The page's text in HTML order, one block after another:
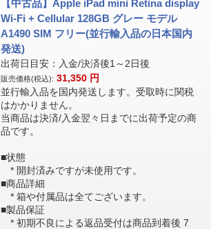
【中古品】Apple iPad mini Retina display
Wi-Fi + Cellular 128GB グレー モデル
A1490 SIM フリー(並行輸入品の日本国内
発送)
出荷日目安：入金/決済後1～2日後
販売価格(税込): 31,350 円
並行輸入品を国内発送します。受取時に関税
はかかりません。
当商品は決済/入金翌々日までに出荷予定の商
品です。
■状態
* 開封済みですが未使用です。
■商品詳細
* 箱や付属品は全てございます。
■製品保証
* 初期不良による返品受付は商品到着後 7